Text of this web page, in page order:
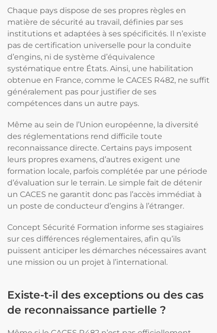
Chaque pays dispose de ses propres règles en
matière de sécurité au travail, définies par ses
institutions et adaptées à ses spécificités. Il n’existe
pas de certification universelle pour la conduite
d’engins, ni de système d’équivalence
systématique entre États. Ainsi, une habilitation
obtenue en France, comme le CACES R482, ne suffit
généralement pas pour justifier de ses
compétences dans un autre pays.
Même au sein de l’Union européenne, la diversité
des réglementations rend difficile toute
reconnaissance directe. Certains pays imposent
leurs propres examens, d’autres exigent une
formation locale, parfois complétée par une période
d’évaluation sur le terrain. Le simple fait de détenir
un CACES ne garantit donc pas l’accès immédiat à
un poste de conducteur d’engins à l’étranger.
Concept Sécurité Formation informe ses stagiaires
sur ces différences réglementaires, afin qu’ils
puissent anticiper les démarches nécessaires avant
une mission ou un projet à l’international.
Existe-t-il des exceptions ou des cas
de reconnaissance partielle ?